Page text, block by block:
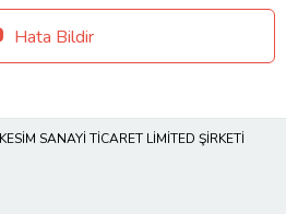
Hata Bildir
SANAYİ TİCARET LİMİTED ŞİRKETİ